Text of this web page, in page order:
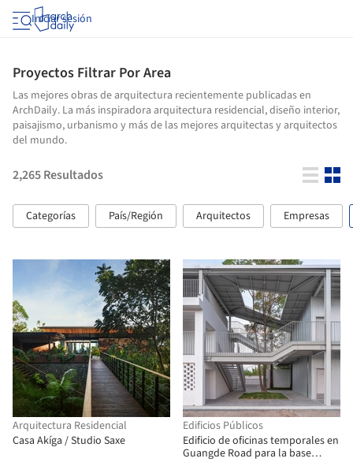
Iniciar sesión
Proyectos Filtrar Por Area
Las mejores obras de arquitectura recientemente publicadas en
ArchDaily. La más inspiradora arquitectura residencial, diseño interior,
paisajismo, urbanismo y más de las mejores arquitectas y arquitectos
del mundo.
2,265Resultados
Categorías País/Región Arquitectos Empresas
Arquitectura Residencial
Casa Akíga / Studio Saxe
Edificios Públicos
Edificio de oficinas temporales en
Guangde Road para la base